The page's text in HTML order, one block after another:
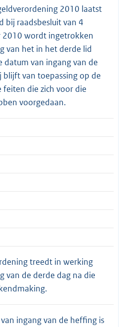
2010 laatst
bij raadsbesluit van 4
2010 wordt ingetrokken
van het in het derde lid
datum van ingang van de
blijft van toepassing op de
feiten die zich voor die
voorgedaan.
treedt in werking
van de derde dag na die
ingang van de heffing is